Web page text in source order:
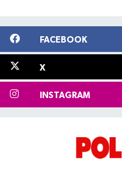
FACEBOOK
X
INSTAGRAM